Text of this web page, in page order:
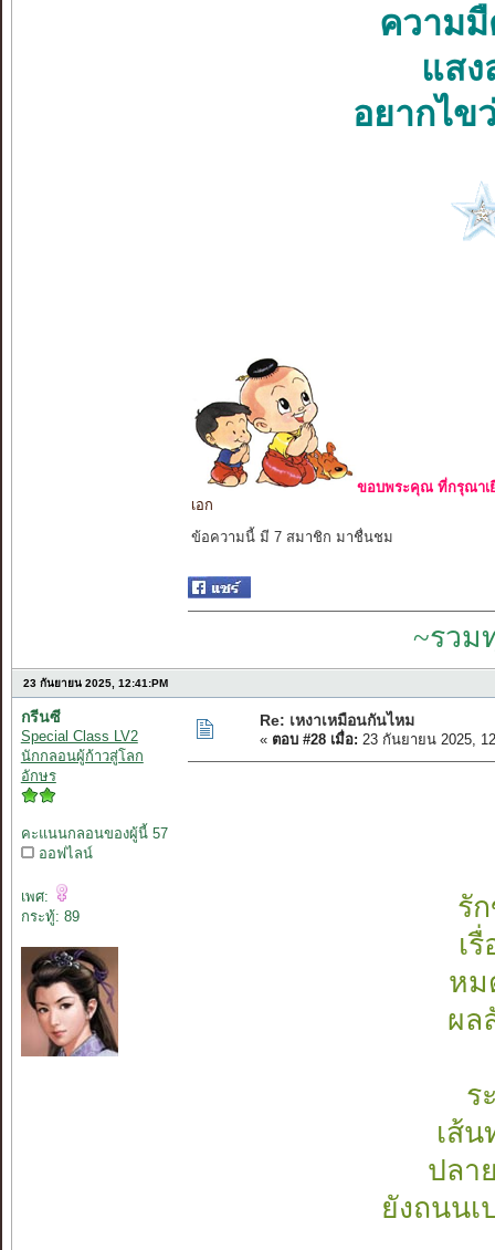
ความ
แสง
อยากไข
ขอบพระคุณ ที่กรุณาเ
เอก
ข้อความนี้ มี 7 สมาชิก มาชื่นชม
~รวม
23 กันยายน 2025, 12:41:PM
กรีนซี
Special Class LV2
นักกลอนผู้ก้าวสู่โลก
อักษร
คะแนนกลอนของผู้นี้ 57
ออฟไลน์
เพศ:
กระทู้: 89
Re: เหงาเหมือนกันไหม
« ตอบ #28 เมื่อ: 23 กันยายน 2025,
รั
เ
หม
ผล
ร
เส้
ปลา
ยังถนนเ